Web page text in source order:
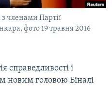
членами Партії
фото 19 травня 2016
справедливості і
новим головою Біналі